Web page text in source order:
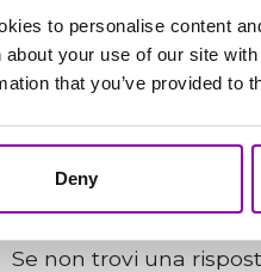
to personalise content
about your use of our site
that you’ve provided to
Deny
è attivo dal
entro 4 ore. In caso di
segnalata con
urgente qualcosa
Se non trovi una